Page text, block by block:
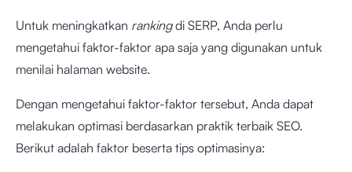
Untuk meningkatkan rankingdi SERP, Anda perlu
mengetahui faktor-faktor apa saja yang digunakan untuk
menilai halaman website.
Dengan mengetahui faktor-faktor tersebut, Anda dapat
melakukan optimasi berdasarkan praktik terbaik SEO.
Berikut adalah faktor beserta tips optimasinya: